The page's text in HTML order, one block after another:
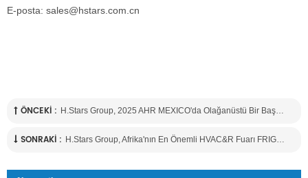
E-posta: sales@hstars.com.cn
ÖNCEKI :
SONRAKI :